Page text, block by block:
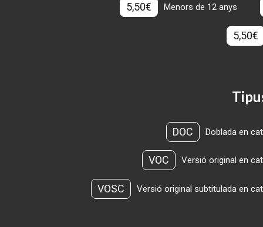
5,50€ Menors de 12 anys
5,50€
DOC Doblada en
VOC Versió original en
VOSC Versió original subtitulada en